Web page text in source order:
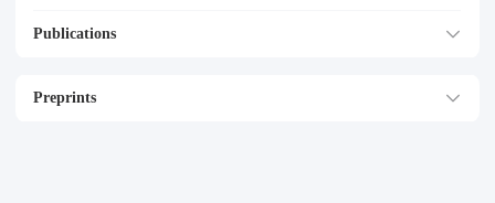
Publications
Preprints